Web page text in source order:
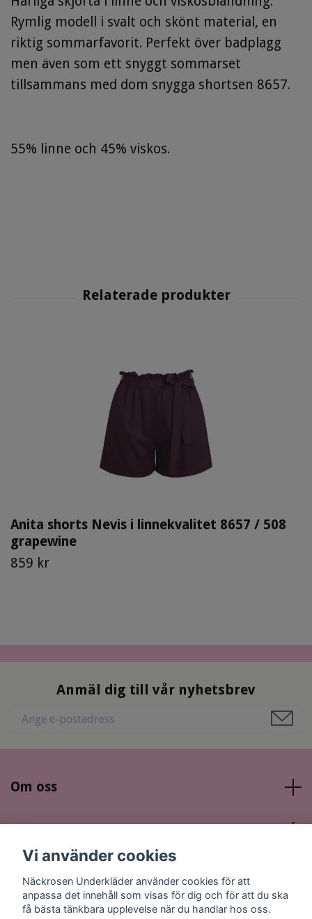
Rymlig modell i svalt och skönt material, en
riktig sommarfavorit. Perfekt över badplagg
men även som ett snyggt sommarset
tillsammans med dom snygga shortsen 8657.
55% linne och 45% viskos.
Anita shorts Nevis i linnekvalitet 8657 / 508
grapewine
859 kr
Anmäl dig till vår nyhetsbrev
Om oss
Sociala medier
Vi använder cookies
Näckrosen Underkläder använder cookies för att
anpassa det innehåll som visas för dig och för att du ska
få bästa tänkbara upplevelse när du handlar hos oss.